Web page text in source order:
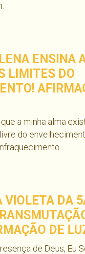
ENSINA
LIMITES DO
a minha alma
do
VIOLETA DA
DE
de Deus, Eu